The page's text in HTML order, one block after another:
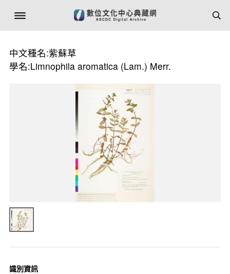
中文種名:紫蘇草
學名:Limnophila aromatica (Lam.) Merr.
識別資訊